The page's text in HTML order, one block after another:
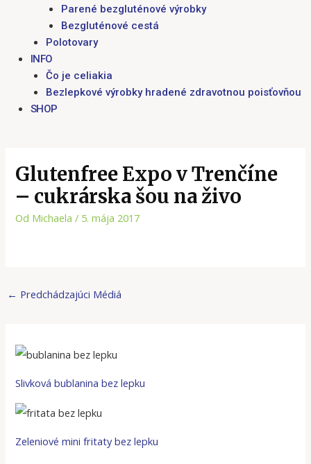
Parené bezgluténové výrobky
Bezgluténové cestá
Polotovary
INFO
Čo je celiakia
Bezlepkové výrobky hradené zdravotnou poisťovňou
SHOP
Glutenfree Expo v Trenčíne
– cukrárska šou na živo
Od Michaela/ 5. mája 2017
← Predchádzajúci Médiá
Slivková bublanina bez lepku
Zeleniové mini fritaty bez lepku